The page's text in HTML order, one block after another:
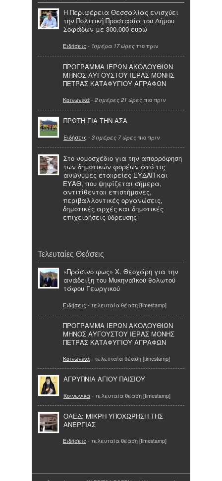
Η Περιφέρεια Θεσσαλίας ενισχύει
την Πολιτική Προστασία του Δήμου
Σοφάδων με 300.000 ευρώ
Ειδήσεις - 1ημέρα 17 ώρες πιο πριν
ΠΡΟΓΡΑΜΜΑ ΙΕΡΩΝ ΑΚΟΛΟΥΘΙΩΝ
ΜΗΝΟΣ ΑΥΓΟΥΣΤΟΥ ΙΕΡΑΣ ΜΟΝΗΣ
ΠΕΤΡΑΣ ΚΑΤΑΦΥΓΙΟΥ ΑΓΡΑΦΩΝ
Κοινωνικά- 2 ημέρες 21 ώρες πιο πριν
ΠΡΩΤΗ ΓΙΑ ΤΗΝ ΑΣΑ
Ειδήσεις - 3 ημέρες 7 ώρες πιο πριν
Στο νομοσχέδιο για την απορρόφηση
των δημοτικών φορέων από τις
ανώνυμες εταιρείες ΕΥΔΑΠ και
ΕΥΑΘ, που ψηφίζεται σήμερα,
αντιτίθενται επιστήμονες,
περιβαλλοντικές οργανώσεις,
δημοτικές αρχές και δημοτικές
επιχειρήσεις ύδρευσης
Τελευταίες Θεάσεις
«Πράσινο φως» Χ. Θεοχάρη για την
ανάδειξη του Μυκηναϊκού θολωτού
τάφου Γεωργικού
Ειδήσεις - τελευταία θέαση [timestamp]
ΠΡΟΓΡΑΜΜΑ ΙΕΡΩΝ ΑΚΟΛΟΥΘΙΩΝ
ΜΗΝΟΣ ΑΥΓΟΥΣΤΟΥ ΙΕΡΑΣ ΜΟΝΗΣ
ΠΕΤΡΑΣ ΚΑΤΑΦΥΓΙΟΥ ΑΓΡΑΦΩΝ
Κοινωνικά- τελευταία θέαση [timestamp]
ΑΓΡΥΠΝΙΑ ΑΓΙΟΥ ΠΑΙΣΙΟΥ
Κοινωνικά- τελευταία θέαση [timestamp]
ΟΑΕΔ: ΜΙΚΡΗ ΥΠΟΧΩΡΗΣΗ ΤΗΣ
ΑΝΕΡΓΙΑΣ
Ειδήσεις - τελευταία θέαση [timestamp]